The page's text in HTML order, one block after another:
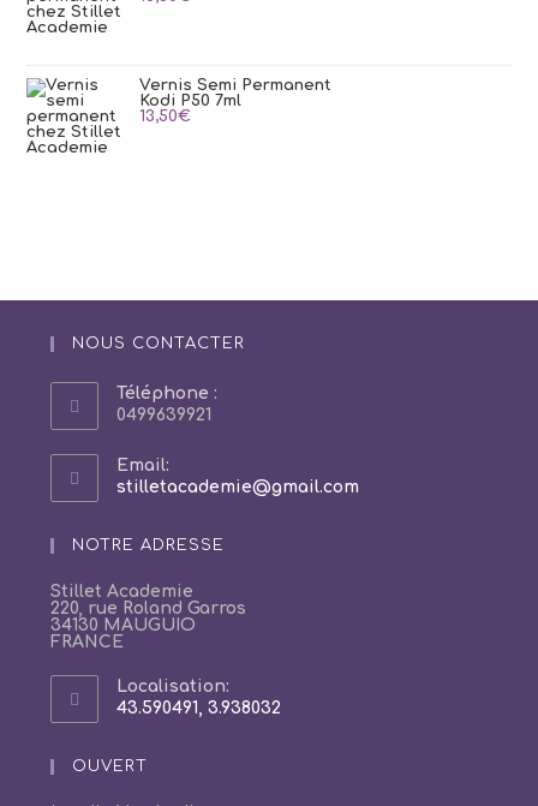
Vernis Semi Permanent
Kodi P50 7ml
13,50€
NOUS CONTACTER
Téléphone :
0499639921
Email:
stilletacademie@gmail.comS’ouvre
NOTRE ADRESSE
Stillet Academie
220, rue Roland Garros
34130 MAUGUIO
FRANCE
Localisation:
43.590491, 3.938032
un
nouvel
OUVERT